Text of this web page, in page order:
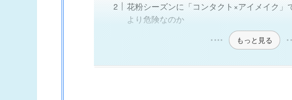
花粉シーズンに「コンタクト×アイメイク
より危険なのか
もっと見る